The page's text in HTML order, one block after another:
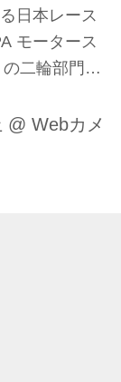
日本レース
モータース
二輪部門、
者には賞品
メラが贈呈
@ Webカメ